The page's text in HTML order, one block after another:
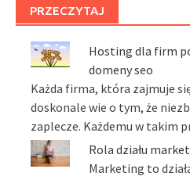
PRZECZYTAJ
Hosting dla firm
domeny seo
Każda firma, która zajmuje
doskonale wie o tym, że
zaplecze. Każdemu w takim
Rola działu
Marketing to